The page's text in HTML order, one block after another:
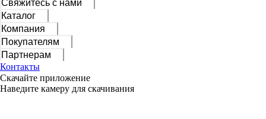
Свяжитесь с нами
Каталог
Компания
Покупателям
Партнерам
Контакты
Скачайте приложение
Наведите камеру для скачивания